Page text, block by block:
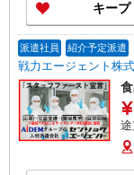
キープ
派遣社員 紹介予定派遣
戦力エージェント株
途